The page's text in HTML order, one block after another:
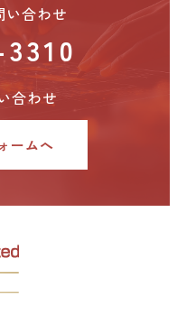
い合わせ
合わせ
ームへ